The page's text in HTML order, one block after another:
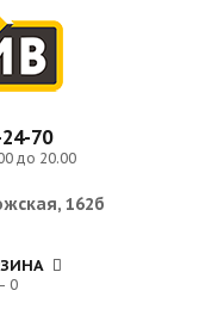
70
до 20.00
162б
0